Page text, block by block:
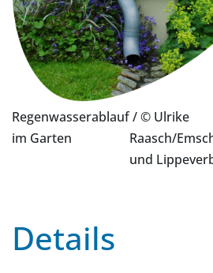
Regenwasserablauf
im Garten
/ © Ulrike
Raasch/
und
Details